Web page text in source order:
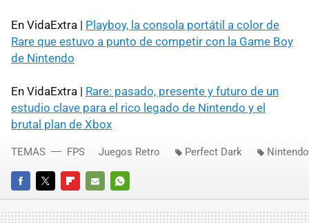
En VidaExtra | Playboy, la consola portátil a color de
Rare que estuvo a punto de competir con la Game Boy
de Nintendo
En VidaExtra | Rare: pasado, presente y futuro de un
estudio clave para el rico legado de Nintendo y el
brutal plan de Xbox
FACEBOOKTWITTERFLIPBOARD
E-
MAIL
WHATSAPP
TEMAS FPS Juegos Retro Perfect Dark